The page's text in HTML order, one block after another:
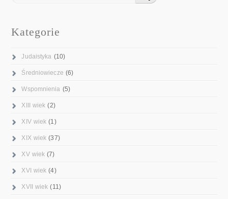
Kategorie
Judaistyka (10)
Średniowiecze (6)
Wspomnienia (5)
XIII wiek (2)
XIV wiek (1)
XIX wiek (37)
XV wiek (7)
XVI wiek (4)
XVII wiek (11)